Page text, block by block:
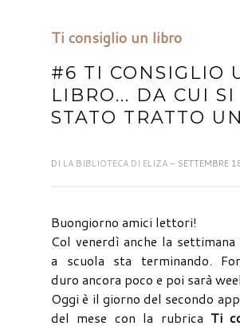
Ti consiglio un libro
#6 TI CONSIGLIO
LIBRO... DA CUI SI
STATO TRATTO
DI LA BIBLIOTECA DI ELIZA - SETTEMBRE
Buongiorno amici lettori!
Col venerdì anche la
a scuola sta terminando.
duro ancora poco e poi sarà
Oggi è il giorno del secondo
del mese con la rubrica Ti